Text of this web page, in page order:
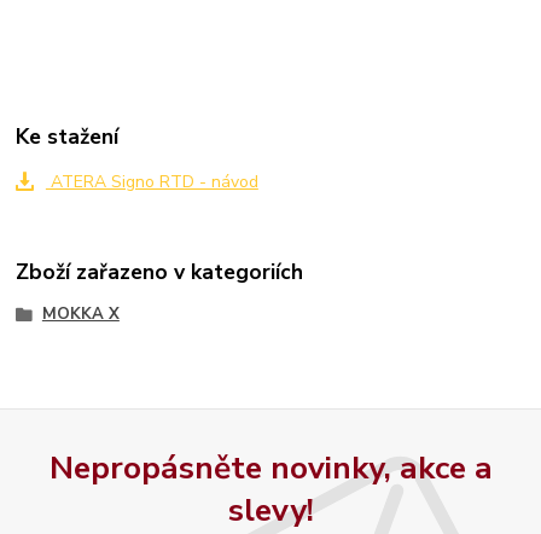
Ke stažení
ATERA Signo RTD - návod
Zboží zařazeno v kategoriích
MOKKA X
Nepropásněte novinky, akce a
slevy!